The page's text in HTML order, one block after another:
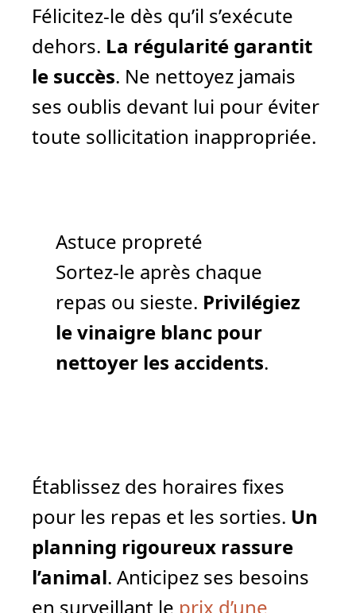
Félicitez-le dès qu’il s’exécute
dehors. La régularité garantit
le succès. Ne nettoyez jamais
ses oublis devant lui pour éviter
toute sollicitation inappropriée.
Astuce propreté
Sortez-le après chaque
repas ou sieste. Privilégiez
le vinaigre blanc pour
nettoyer les accidents.
Établissez des horaires fixes
pour les repas et les sorties. Un
planning rigoureux rassure
l’animal. Anticipez ses besoins
en surveillant le prix d’une